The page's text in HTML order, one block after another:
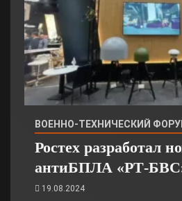
ВОЕННО-ТЕХНИЧЕСКИЙ
Ростех разработал
антиБПЛА «РТ-
19.08.2024